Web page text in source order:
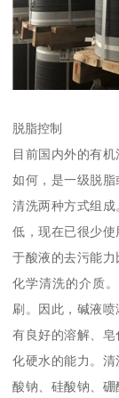
脱脂控制
目前国内外的有
如何，是一级脱
清洗两种方式组
低，现在已很少
于酸液的去污能
化学清洗的介质
刷。因此，碱液
有良好的溶解、
化硬水的能力。
酸钠、硅酸钠、